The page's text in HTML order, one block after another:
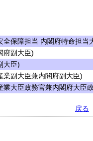
保障担当 内閣府特命担当
府副大臣)
大臣)
副大臣兼内閣府副大臣)
大臣政務官兼内閣府大臣
戻る